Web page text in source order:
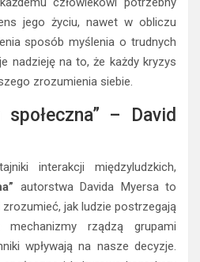
jego życiu, nawet w obliczu
sposób myślenia o trudnych
nadzieję na to, że każdy kryzys
zrozumienia siebie.
– David
interakcji międzyludzkich,
autorstwa Davida Myersa to
jak ludzie postrzegają
mechanizmy rządzą grupami
wpływają na nasze decyzje.